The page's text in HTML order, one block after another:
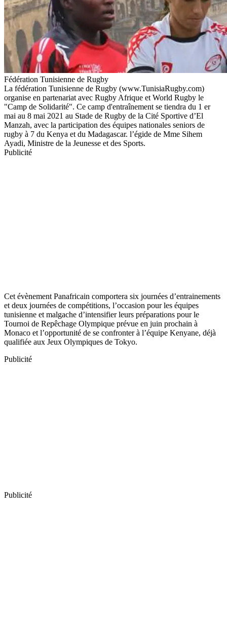
Fédération Tunisienne de Rugby
La fédération Tunisienne de Rugby (www.TunisiaRugby.com)
organise en partenariat avec Rugby Afrique et World Rugby le
"Camp de Solidarité". Ce camp d'entraînement se tiendra du 1 er
mai au 8 mai 2021 au Stade de Rugby de la Cité Sportive d’El
Manzah, avec la participation des équipes nationales seniors de
rugby à 7 du Kenya et du Madagascar. l’égide de Mme Sihem
Ayadi, Ministre de la Jeunesse et des Sports.
Publicité
Cet évènement Panafricain comportera six journées d’entrainements
et deux journées de compétitions, l’occasion pour les équipes
tunisienne et malgache d’intensifier leurs préparations pour le
Tournoi de Repêchage Olympique prévue en juin prochain à
Monaco et l’opportunité de se confronter à l’équipe Kenyane, déjà
qualifiée aux Jeux Olympiques de Tokyo.
Publicité
Publicité